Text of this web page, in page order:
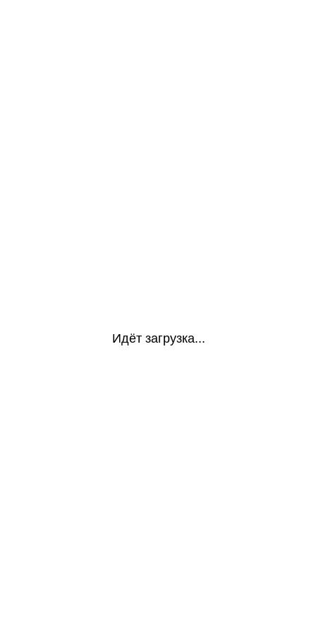
Идёт загрузка...